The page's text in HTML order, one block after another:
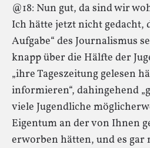
@18: Nun gut, da sind wir
Ich hätte jetzt nicht gedacht,
Aufgabe“ des Journalismus
knapp über die Hälfte der
„ihre Tageszeitung gelesen
informieren“, dahingehend
viele Jugendliche
Eigentum an der von Ihnen
erworben hätten, und es gar